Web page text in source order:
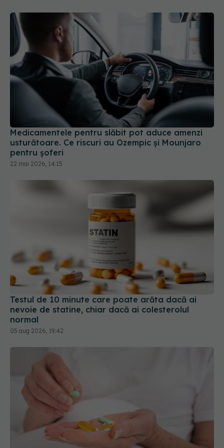
Medicamentele pentru slăbit pot aduce amenzi
usturătoare. Ce riscuri au Ozempic și Mounjaro
pentru șoferi
22 mai 2026, 14:15
Testul de 10 minute care poate arăta dacă ai
nevoie de statine, chiar dacă ai colesterolul
normal
05 aug 2026, 19:42
Persoanele peste 65 de ani care iau multe